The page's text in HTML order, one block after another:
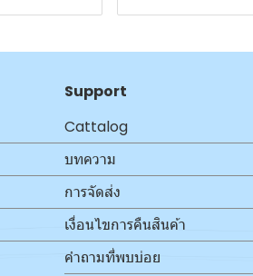
Support
Cattalog
บทความ
การจัดส่ง
เงื่อนไขการคืนสินค้า
คำถามที่พบบ่อย